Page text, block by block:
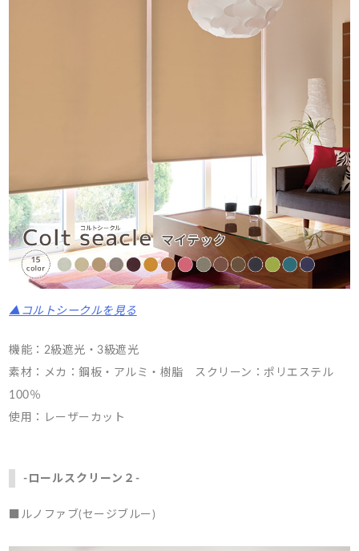
▲コルトシークルを見る
機能：2級遮光・3級遮光
素材：メカ：鋼板・アルミ・樹脂 スクリーン：ポリエステル
100％
使用：レーザーカット
-ロールスクリーン２-
■ルノファブ(セージブルー)